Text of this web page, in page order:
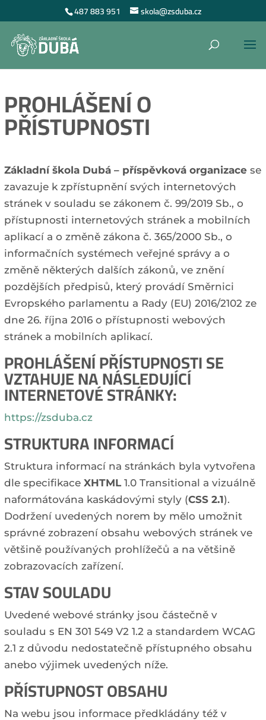
487 883 951 skola@zsduba.cz
PROHLÁŠENÍ O
PŘÍSTUPNOSTI
Základní škola Dubá – příspěvková organizacese
zavazuje k zpřístupnění svých internetových
stránek v souladu se zákonem č. 99/2019 Sb., o
přístupnosti internetových stránek a mobilních
aplikací a o změně zákona č. 365/2000 Sb., o
informačních systémech veřejné správy a o
změně některých dalších zákonů, ve znění
pozdějších předpisů, který provádí Směrnici
Evropského parlamentu a Rady (EU) 2016/2102 ze
dne 26. října 2016 o přístupnosti webových
stránek a mobilních aplikací.
PROHLÁŠENÍ PŘÍSTUPNOSTI SE
VZTAHUJE NA NÁSLEDUJÍCÍ
INTERNETOVÉ STRÁNKY:
https://zsduba.cz
STRUKTURA INFORMACÍ
Struktura informací na stránkách byla vytvořena
dle specifikace XHTML1.0 Transitional a vizuálně
naformátována kaskádovými styly (CSS 2.1).
Dodržení uvedených norem by mělo umožnit
správné zobrazení obsahu webových stránek ve
většině používaných prohlížečů a na většině
zobrazovacích zařízení.
STAV SOULADU
Uvedené webové stránky jsou částečně v
souladu s EN 301 549 V2 1.2 a standardem WCAG
2.1 z důvodu nedostatečně přístupného obsahu
anebo výjimek uvedených níže.
PŘÍSTUPNOST OBSAHU
Na webu jsou informace předkládány též v